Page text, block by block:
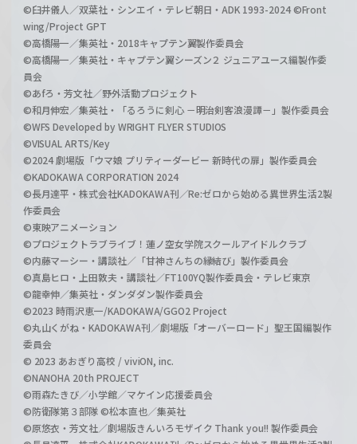
©臼井儀人／双葉社・シンエイ・テレビ朝日・ADK 1993-2024 ©Front
wing/Project GPT
©高橋陽一／集英社・2018キャプテン翼製作委員会
©高橋陽一／集英社・キャプテン翼シーズン２ ジュニアユース編製作委
員会
©あfろ・芳文社／野外活動プロジェクト
©和月伸宏／集英社・「るろうに剣心 －明治剣客浪漫譚－」製作委員会
©WFS Developed by WRIGHT FLYER STUDIOS
©VISUAL ARTS/Key
©2024 劇場版「ウマ娘 プリティーダービー 新時代の扉」製作委員会
©KADOKAWA CORPORATION 2024
©長月達平・株式会社KADOKAWA刊／Re:ゼロから始める異世界生活2製
作委員会
©東映アニメーション
©プロジェクトラブライブ！蓮ノ空女学院スクールアイドルクラブ
©内藤マーシー・講談社／「甘神さんちの縁結び」製作委員会
©真島ヒロ・上田敦夫・講談社／FT100YQ製作委員会・テレビ東京
©龍幸伸／集英社・ダンダダン製作委員会
©2023 時雨沢恵一/KADOKAWA/GGO2 Project
©丸山くがね・KADOKAWA刊／劇場版「オーバーロード」聖王国編製作
委員会
© 2023 あおぎり高校 / viviON, inc.
©NANOHA 20th PROJECT
©雨森たきび／小学館／マケイン応援委員会
©防衛隊第３部隊 ©松本直也／集英社
©原悠衣・芳文社／劇場版きんいろモザイク Thank you!! 製作委員会